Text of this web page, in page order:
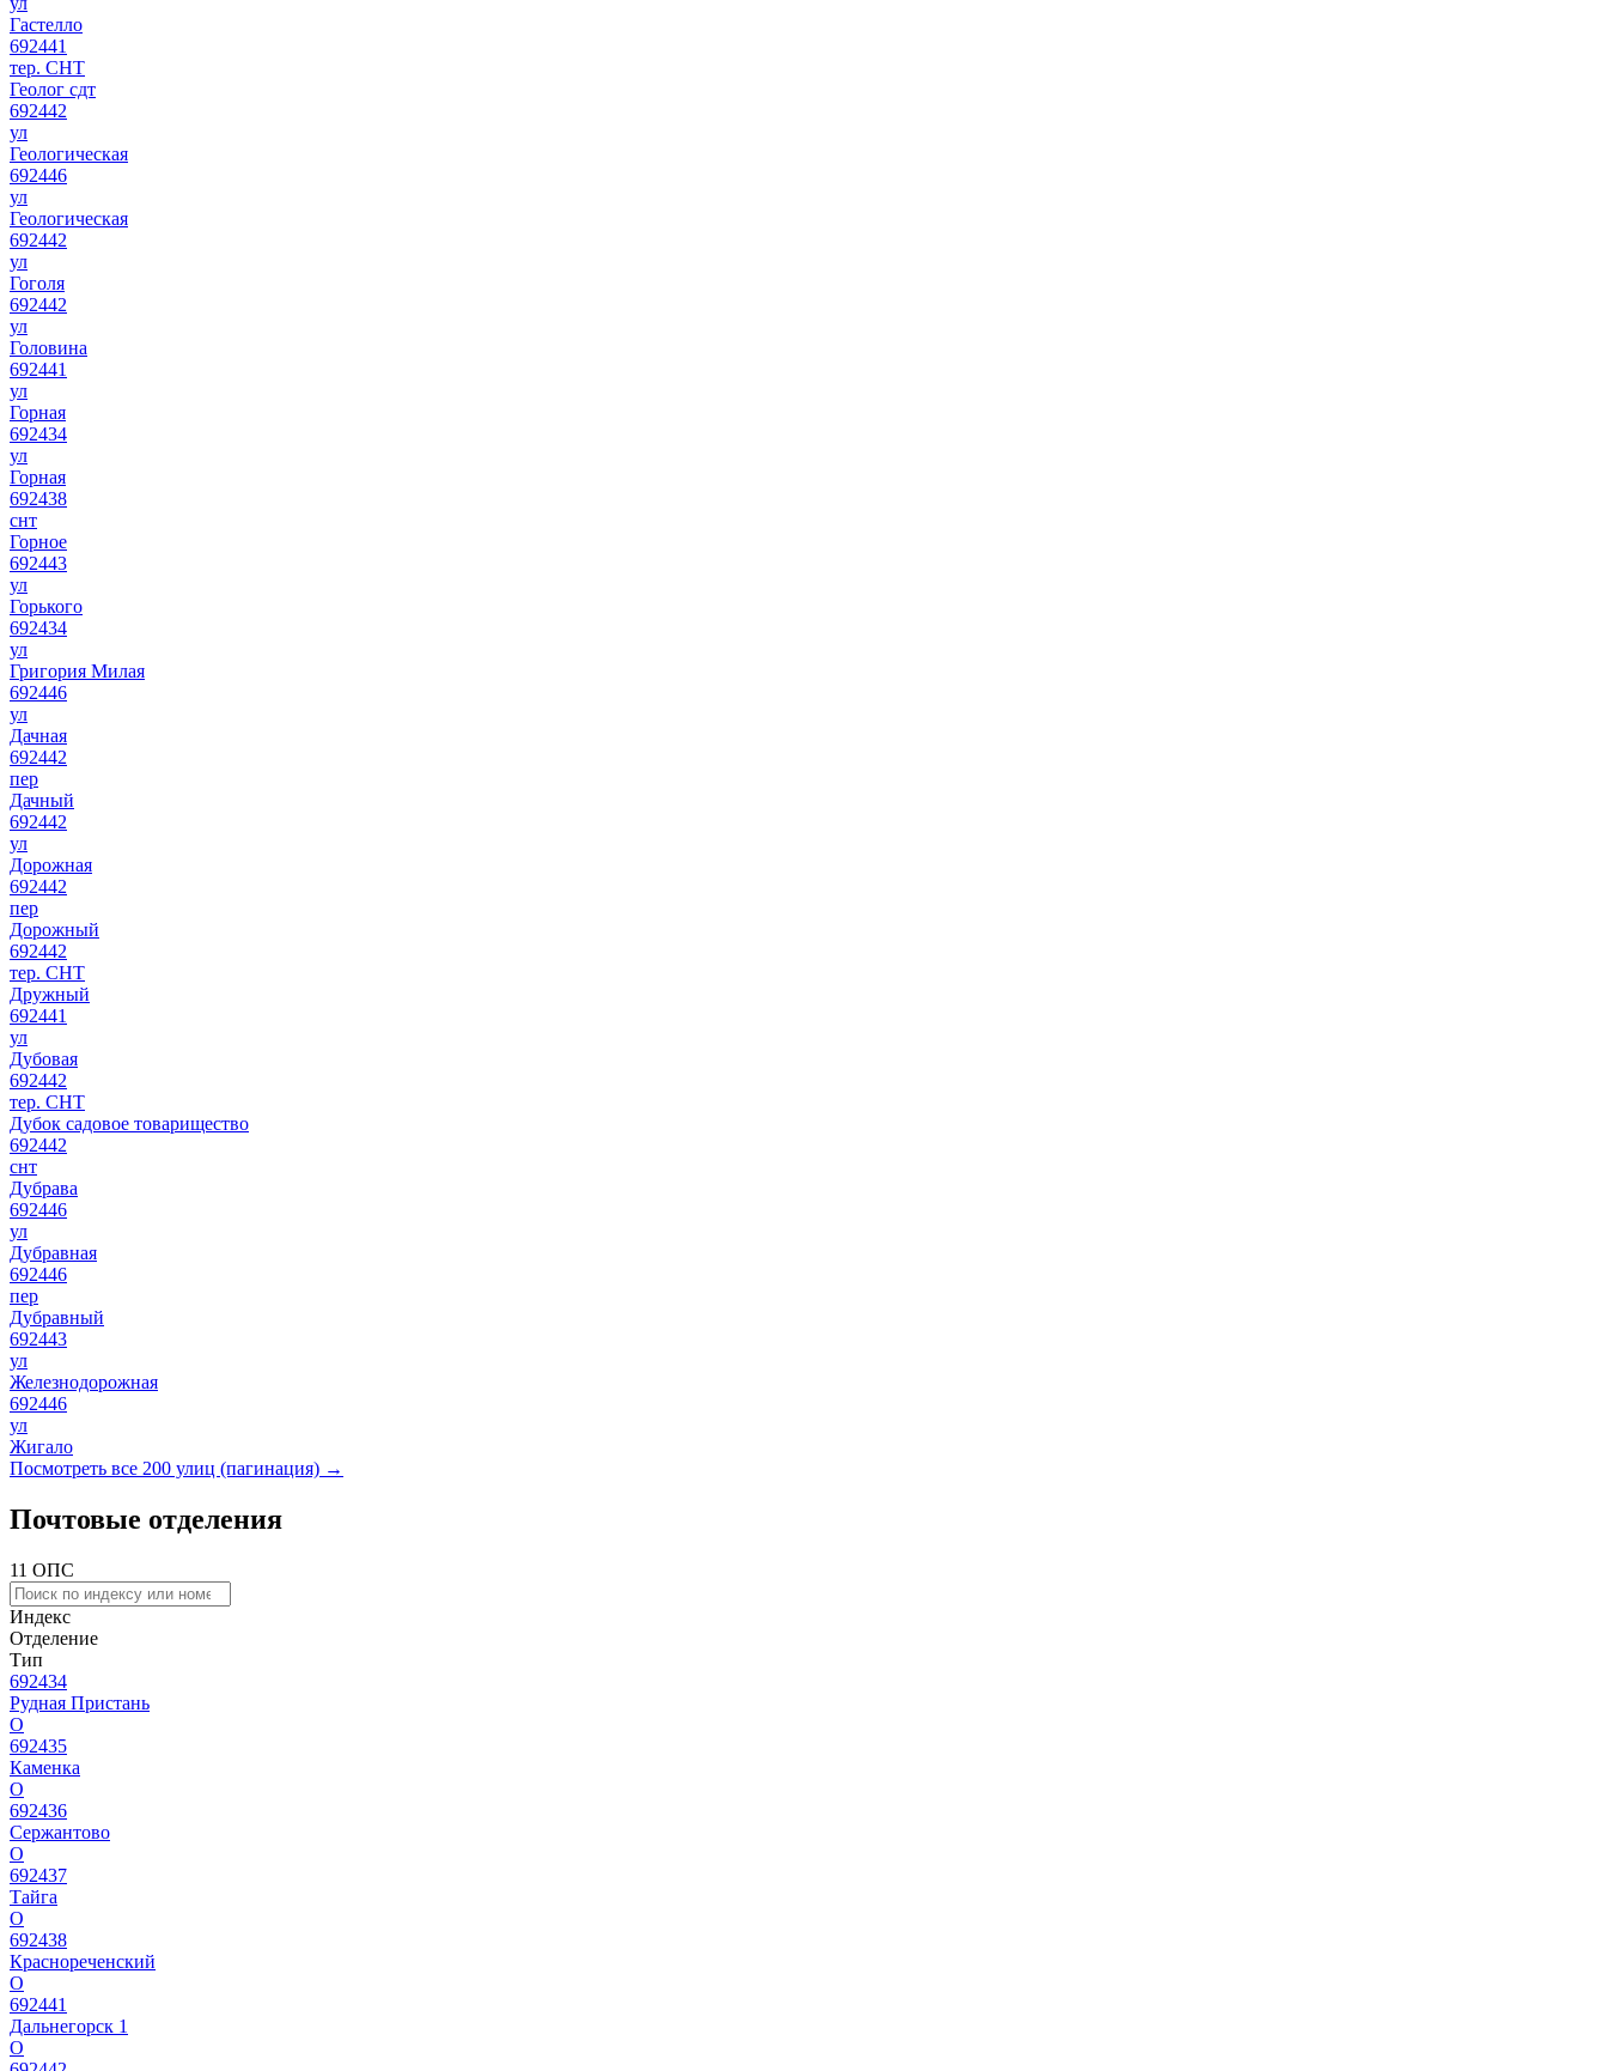
Гастелло
692441
тер. СНТ
Геолог сдт
692442
ул
Геологическая
692446
ул
Геологическая
692442
ул
Гоголя
692442
ул
Головина
692441
ул
Горная
692434
ул
Горная
692438
снт
Горное
692443
ул
Горького
692434
ул
Григория Милая
692446
ул
Дачная
692442
пер
Дачный
692442
ул
Дорожная
692442
пер
Дорожный
692442
тер. СНТ
Дружный
692441
ул
Дубовая
692442
тер. СНТ
Дубок садовое товарищество
692442
снт
Дубрава
692446
ул
Дубравная
692446
пер
Дубравный
692443
ул
Железнодорожная
692446
ул
Жигало
Посмотреть все 200 улиц (пагинация) →
Почтовые отделения
11 ОПС
Индекс
Отделение
Тип
692434
Рудная Пристань
О
692435
Каменка
О
692436
Сержантово
О
692437
Тайга
О
692438
Краснореченский
О
692441
Дальнегорск 1
О